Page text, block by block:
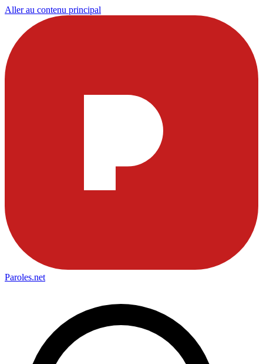
Aller au contenu principal
Paroles.net